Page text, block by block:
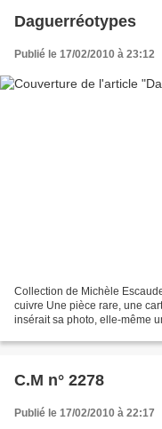
Daguerréotypes
Publié le 17/02/2010 à 23:12
Collection de Michèle
cuivre Une pièce rare, une
insérait sa photo, elle-même
C.M n° 2278
Publié le 17/02/2010 à 22:17